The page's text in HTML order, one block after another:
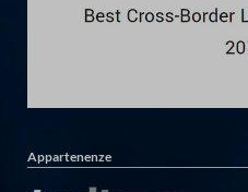
Appartenenze